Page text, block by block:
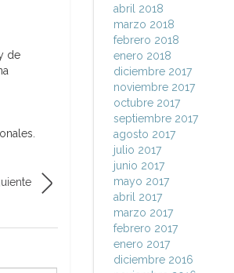
de
abril 2018
marzo 2018
febrero 2018
enero 2018
diciembre 2017
noviembre 2017
octubre 2017
septiembre 2017
agosto 2017
julio 2017
junio 2017
mayo 2017
abril 2017
marzo 2017
febrero 2017
enero 2017
diciembre 2016